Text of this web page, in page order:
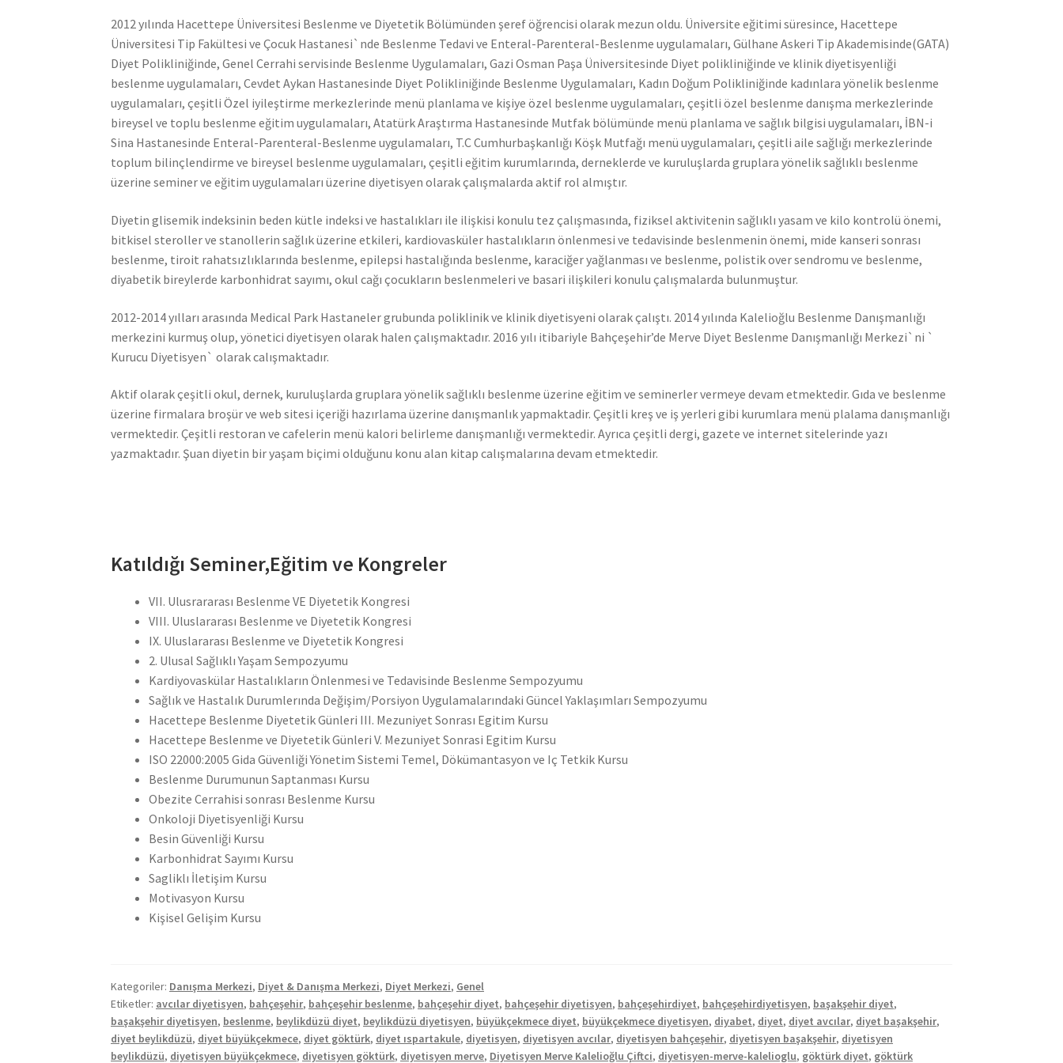
2012 yılında Hacettepe Üniversitesi Beslenme ve Diyetetik Bölümünden şeref öğrencisi olarak mezun oldu. Üniversite eğitimi süresince, Hacettepe
Üniversitesi Tip Fakültesi ve Çocuk Hastanesi`nde Beslenme Tedavi ve Enteral-Parenteral-Beslenme uygulamaları, Gülhane Askeri Tip Akademisinde(GATA)
Diyet Polikliniğinde, Genel Cerrahi servisinde Beslenme Uygulamaları, Gazi Osman Paşa Üniversitesinde Diyet polikliniğinde ve klinik diyetisyenliği
beslenme uygulamaları, Cevdet Aykan Hastanesinde Diyet Polikliniğinde Beslenme Uygulamaları, Kadın Doğum Polikliniğinde kadınlara yönelik beslenme
uygulamaları, çeşitli Özel iyileştirme merkezlerinde menü planlama ve kişiye özel beslenme uygulamaları, çeşitli özel beslenme danışma merkezlerinde
bireysel ve toplu beslenme eğitim uygulamaları, Atatürk Araştırma Hastanesinde Mutfak bölümünde menü planlama ve sağlık bilgisi uygulamaları, İBN-i
Sina Hastanesinde Enteral-Parenteral-Beslenme uygulamaları, T.C Cumhurbaşkanlığı Köşk Mutfağı menü uygulamaları, çeşitli aile sağlığı merkezlerinde
toplum bilinçlendirme ve bireysel beslenme uygulamaları, çeşitli eğitim kurumlarında, derneklerde ve kuruluşlarda gruplara yönelik sağlıklı beslenme
üzerine seminer ve eğitim uygulamaları üzerine diyetisyen olarak çalışmalarda aktif rol almıştır.
Diyetin glisemik indeksinin beden kütle indeksi ve hastalıkları ile ilişkisi konulu tez çalışmasında, fiziksel aktivitenin sağlıklı yasam ve kilo kontrolü önemi,
bitkisel steroller ve stanollerin sağlık üzerine etkileri, kardiovasküler hastalıkların önlenmesi ve tedavisinde beslenmenin önemi, mide kanseri sonrası
beslenme, tiroit rahatsızlıklarında beslenme, epilepsi hastalığında beslenme, karaciğer yağlanması ve beslenme, polistik over sendromu ve beslenme,
diyabetik bireylerde karbonhidrat sayımı, okul cağı çocukların beslenmeleri ve basari ilişkileri konulu çalışmalarda bulunmuştur.
2012-2014 yılları arasında Medical Park Hastaneler grubunda poliklinik ve klinik diyetisyeni olarak çalıştı. 2014 yılında Kalelioğlu Beslenme Danışmanlığı
merkezini kurmuş olup, yönetici diyetisyen olarak halen çalışmaktadır. 2016 yılı itibariyle Bahçeşehir’de Merve Diyet Beslenme Danışmanlığı Merkezi`ni `
Kurucu Diyetisyen` olarak calışmaktadır.
Aktif olarak çeşitli okul, dernek, kuruluşlarda gruplara yönelik sağlıklı beslenme üzerine eğitim ve seminerler vermeye devam etmektedir. Gıda ve beslenme
üzerine firmalara broşür ve web sitesi içeriği hazırlama üzerine danışmanlık yapmaktadir. Çeşitli kreş ve iş yerleri gibi kurumlara menü plalama danışmanlığı
vermektedir. Çeşitli restoran ve cafelerin menü kalori belirleme danışmanlığı vermektedir. Ayrıca çeşitli dergi, gazete ve internet sitelerinde yazı
yazmaktadır. Şuan diyetin bir yaşam biçimi olduğunu konu alan kitap calışmalarına devam etmektedir.
Katıldığı Seminer,Eğitim ve Kongreler
VII. Ulusrararası Beslenme VE Diyetetik Kongresi
VIII. Uluslararası Beslenme ve Diyetetik Kongresi
IX. Uluslararası Beslenme ve Diyetetik Kongresi
2. Ulusal Sağlıklı Yaşam Sempozyumu
Kardiyovaskülar Hastalıkların Önlenmesi ve Tedavisinde Beslenme Sempozyumu
Sağlık ve Hastalık Durumlerında Değişim/Porsiyon Uygulamalarındaki Güncel Yaklaşımları Sempozyumu
Hacettepe Beslenme Diyetetik Günleri III. Mezuniyet Sonrası Egitim Kursu
Hacettepe Beslenme ve Diyetetik Günleri V. Mezuniyet Sonrasi Egitim Kursu
ISO 22000:2005 Gida Güvenliği Yönetim Sistemi Temel, Dökümantasyon ve Iç Tetkik Kursu
Beslenme Durumunun Saptanması Kursu
Obezite Cerrahisi sonrası Beslenme Kursu
Onkoloji Diyetisyenliği Kursu
Besin Güvenliği Kursu
Karbonhidrat Sayımı Kursu
Sagliklı İletişim Kursu
Motivasyon Kursu
Kişisel Gelişim Kursu
Kategoriler: Danışma Merkezi, Diyet & Danışma Merkezi, Diyet Merkezi, Genel
Etiketler: avcılar diyetisyen, bahçeşehir, bahçeşehir beslenme, bahçeşehir diyet, bahçeşehir diyetisyen, bahçeşehirdiyet, bahçeşehirdiyetisyen, başakşehir diyet,
başakşehir diyetisyen, beslenme, beylikdüzü diyet, beylikdüzü diyetisyen, büyükçekmece diyet, büyükçekmece diyetisyen, diyabet, diyet, diyet avcılar, diyet başakşehir,
diyet beylikdüzü, diyet büyükçekmece, diyet göktürk, diyet ıspartakule, diyetisyen, diyetisyen avcılar, diyetisyen bahçeşehir, diyetisyen başakşehir, diyetisyen
beylikdüzü, diyetisyen büyükçekmece, diyetisyen göktürk, diyetisyen merve, Diyetisyen Merve Kalelioğlu Çiftci, diyetisyen-merve-kalelioglu, göktürk diyet, göktürk